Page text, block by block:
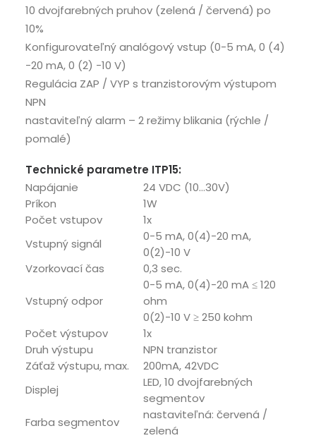
10 dvojfarebných pruhov (zelená / červená) po
10%
Konfigurovateľný analógový vstup (0-5 mA, 0 (4)
-20 mA, 0 (2) -10 V)
Regulácia ZAP / VYP s tranzistorovým výstupom
NPN
nastaviteľný alarm – 2 režimy blikania (rýchle /
pomalé)
Technické parametre ITP15:
Napájanie
24 VDC (10…30V)
Príkon
1W
Počet vstupov
1x
Vstupný signál
0-5 mA, 0(4)-20 mA,
0(2)-10 V
Vzorkovací čas
0,3 sec.
Vstupný odpor
0-5 mA, 0(4)-20 mA ≤ 120
ohm
0(2)-10 V ≥ 250 kohm
Počet výstupov
1x
Druh výstupu
NPN tranzistor
Záťaž výstupu, max.
200mA, 42VDC
Displej
LED, 10 dvojfarebných
segmentov
Farba segmentov
nastaviteľná: červená /
zelená